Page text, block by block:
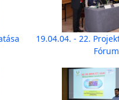
19.04.04. - 22.
Fórum